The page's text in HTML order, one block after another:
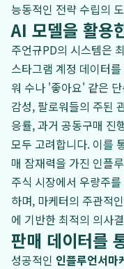
능동적인 전략 수립의
AI 모델을 활용
주언규PD의 시스템은
스타그램 계정 데이터
워 수나 '좋아요' 같은
감성, 팔로워들의 주된
응률, 과거 공동구매 진
모두 고려합니다. 이를
매 잠재력을 가진 인플
주식 시장에서 우량주
하며, 마케터의 주관적
에 기반한 최적의 의사
판매 데이터를
성공적인 인플루언서마